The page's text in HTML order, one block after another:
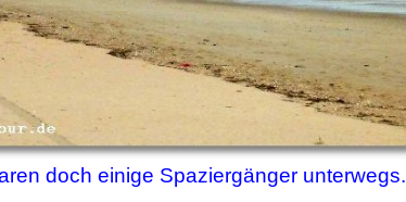
doch einige Spaziergänger unterwegs.